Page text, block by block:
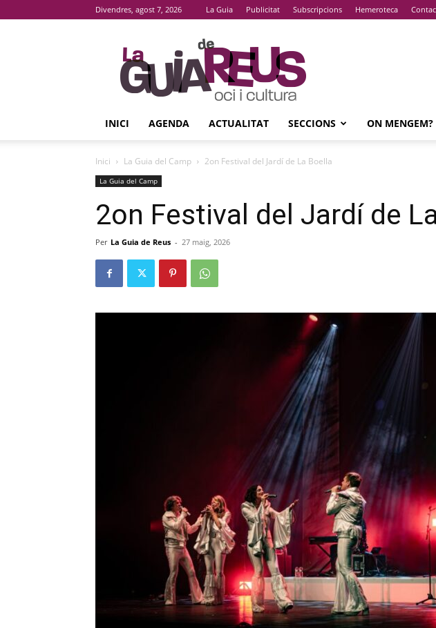
Divendres, agost 7, 2026 La Guia Publicitat Subscripcions Hemeroteca
La
Guia
De
Reus
INICI AGENDA ACTUALITAT SECCIONS ON MENGEM?
Inici La Guia del Camp 2on Festival del Jardí de La Boella
La Guia del Camp
2on Festival del Jardí de
Per La Guia de Reus - 27 maig, 2026